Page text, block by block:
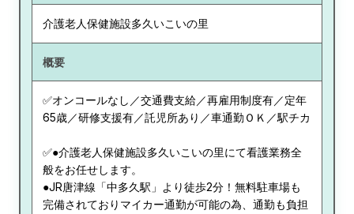
介護老人保健施設多久いこいの里
概要
✅オンコールなし／交通費支給／再雇用制度有／定年
65歳／研修支援有／託児所あり／車通勤ＯＫ／駅チカ
✅●介護老人保健施設多久いこいの里にて看護業務全
般をお任せします。
●JR唐津線「中多久駅」より徒歩2分！無料駐車場も
完備されておりマイカー通勤が可能の為、通勤も負担